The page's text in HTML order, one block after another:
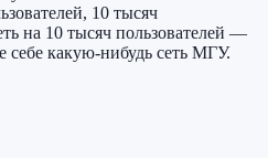
10 тысяч
на 10 тысяч пользователей —
себе какую-нибудь сеть МГУ.